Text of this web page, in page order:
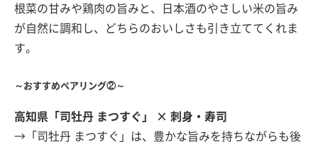
根菜の甘みや鶏肉の旨みと、日本酒のやさしい米の旨み
が自然に調和し、どちらのおいしさも引き立ててくれま
す。
～おすすめペアリング②～
高知県「司牡丹 まつすぐ」 × 刺身・寿司
→「司牡丹 まつすぐ」は、豊かな旨みを持ちながらも後